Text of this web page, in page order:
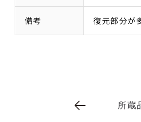
備考 復元部分が
所蔵